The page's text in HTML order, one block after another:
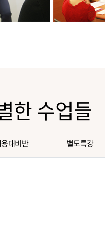
한 수업들
대비반 별도특강